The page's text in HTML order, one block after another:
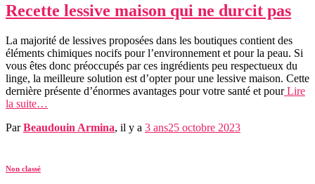
Recette lessive maison qui ne durcit pas
La majorité de lessives proposées dans les boutiques contient des
éléments chimiques nocifs pour l’environnement et pour la peau. Si
vous êtes donc préoccupés par ces ingrédients peu respectueux du
linge, la meilleure solution est d’opter pour une lessive maison. Cette
dernière présente d’énormes avantages pour votre santé et pourLire
la suite…
ParBeaudouin Armina, il y a 3 ans25 octobre 2023
Non classé